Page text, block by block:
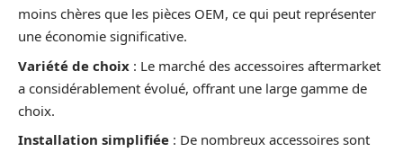
moins chères que les pièces OEM, ce qui peut représenter
une économie significative.
Variété de choix : Le marché des accessoires aftermarket
a considérablement évolué, offrant une large gamme de
choix.
Installation simplifiée : De nombreux accessoires sont